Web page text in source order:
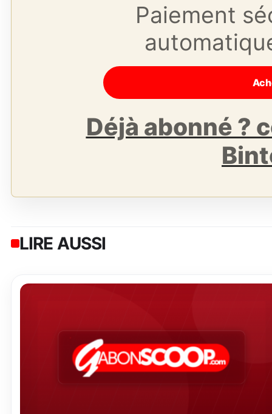
Paiement
Déjà abonné ?
LIRE AUSSI